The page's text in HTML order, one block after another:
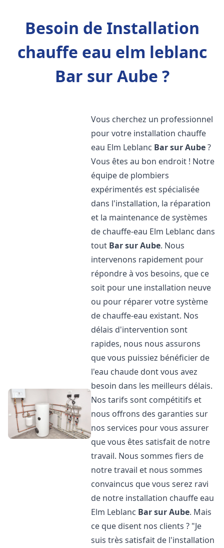
Besoin de Installation
chauffe eau elm leblanc
Bar sur Aube ?
Vous cherchez un professionnel
pour votre installation chauffe
eau Elm Leblanc Bar sur Aube?
Vous êtes au bon endroit ! Notre
équipe de plombiers
expérimentés est spécialisée
dans l'installation, la réparation
et la maintenance de systèmes
de chauffe-eau Elm Leblanc dans
tout Bar sur Aube. Nous
intervenons rapidement pour
répondre à vos besoins, que ce
soit pour une installation neuve
ou pour réparer votre système
de chauffe-eau existant. Nos
délais d'intervention sont
rapides, nous nous assurons
que vous puissiez bénéficier de
l'eau chaude dont vous avez
besoin dans les meilleurs délais.
Nos tarifs sont compétitifs et
nous offrons des garanties sur
nos services pour vous assurer
que vous êtes satisfait de notre
travail. Nous sommes fiers de
notre travail et nous sommes
convaincus que vous serez ravi
de notre installation chauffe eau
Elm Leblanc Bar sur Aube. Mais
ce que disent nos clients ? "Je
suis très satisfait de l'installation